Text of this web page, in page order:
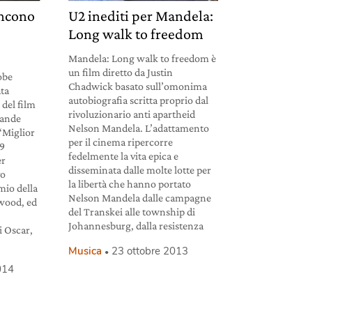
del film
della
ed
Oscar,
U2 inediti per Mandela:
Long walk to freedom
Mandela: Long walk to freedom è
un film diretto da Justin
Chadwick basato sull’omonima
autobiografia scritta proprio dal
rivoluzionario anti apartheid
Nelson Mandela. L’adattamento
per il cinema ripercorre
fedelmente la vita epica e
disseminata dalle molte lotte per
la libertà che hanno portato
Nelson Mandela dalle campagne
del Transkei alle township di
Johannesburg, dalla resistenza
Musica 23 ottobre 2013